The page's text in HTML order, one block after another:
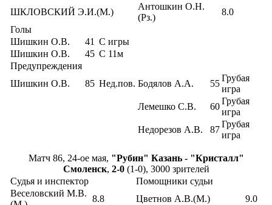
ШКЛОВСКИЙ Э.И.(М.)
Антошкин О.Н.
(Рз.)
8.0
Голы
Шишкин О.В.
41 С игры
Шишкин О.В.
45 С 11м
Предупреждения
Шишкин О.В.
85 Нед.пов. Бодялов А.А. 55
Грубая
игра
Лемешко С.В.
60
Грубая
игра
Недорезов А.В.
87
Грубая
игра
Матч 86, 24-ое мая, "Рубин" Казань - "Кристалл"
Смоленск, 2-0(1-0), 3000 зрителей
Судья и инспектор
Помощники судьи
Веселовский М.В.
8.8 Цветнов А.В.(М.)
9.0